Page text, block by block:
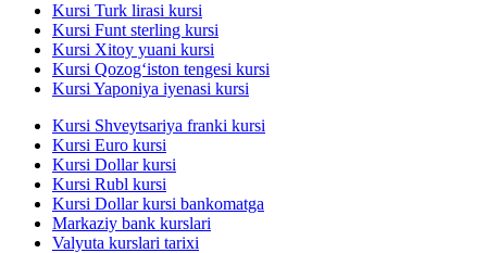
Kursi Turk lirasi kursi
Kursi Funt sterling kursi
Kursi Xitoy yuani kursi
Kursi Qozog‘iston tengesi kursi
Kursi Yaponiya iyenasi kursi
Kursi Shveytsariya franki kursi
Kursi Euro kursi
Kursi Dollar kursi
Kursi Rubl kursi
Kursi Dollar kursi bankomatga
Markaziy bank kurslari
Valyuta kurslari tarixi